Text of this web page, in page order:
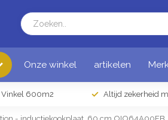
Onze winkel artikelen
Vinkel 600m2 Altijd zekerheid